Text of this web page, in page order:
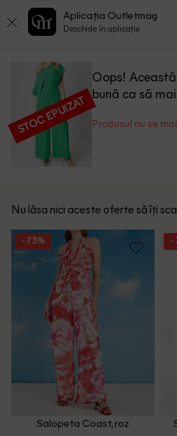
STOC EPUIZAT
Oops!
bună ca să
Produsul nu se
Nu lăsa nici aceste oferte să îți
- 73%
Salopeta Coast, roz
-
Aplicația Outletmag
Deschide în aplicație